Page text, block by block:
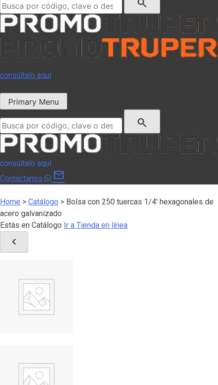
consúltalo aquí
Primary Menu
search
consúltalo aquí
Contáctanos
mail
Home > Catálogo > Bolsa con 250 tuercas 1/4′ hexagonales de
acero galvanizado
Estás en Catálogo Ir a Tienda en línea
chevron_left